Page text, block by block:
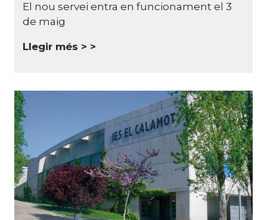
El nou servei entra en funcionament el 3
de maig
Llegir més >